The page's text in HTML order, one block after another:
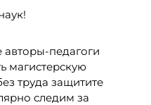
педагоги
магистерскую
труда защитите
следим за